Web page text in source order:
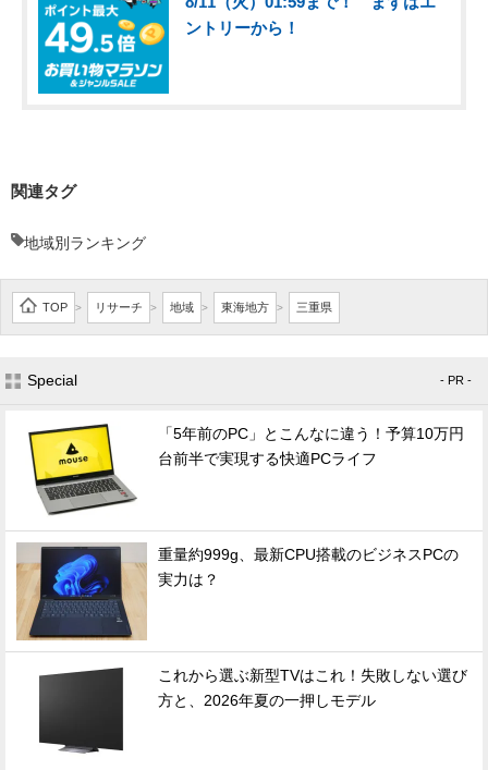
ントリーから！
関連タグ
地域別ランキング
TOP > リサーチ > 地域 > 東海地方 > 三重県
Special - PR -
「5年前のPC」とこんなに違う！予算10万円
台前半で実現する快適PCライフ
重量約999g、最新CPU搭載のビジネスPCの
実力は？
これから選ぶ新型TVはこれ！失敗しない選び
方と、2026年夏の一押しモデル